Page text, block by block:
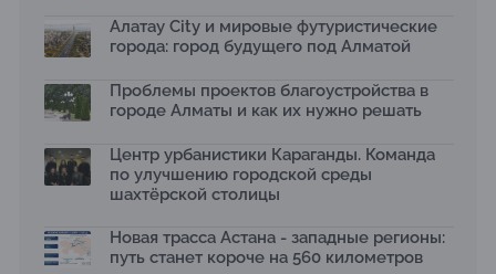
13.07.2026
В столичном детсаду подвели итоги акции «Таза
отходам
08.07.2026
общественных пространств
06.07.2026
температуру и здоровье людей
03.07.2026
Алатау City и мировые футуристические
города: город будущего под Алматой
Проблемы проектов благоустройства в
городе Алматы и как их нужно решать
Центр урбанистики Караганды. Команда
по улучшению городской среды
шахтёрской столицы
Новая трасса Астана - западные регионы:
путь станет короче на 560 километров